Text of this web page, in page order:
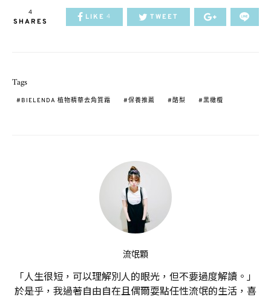
4
SHARES
LIKE 4 TWEET
Tags
BIELENDA 植物精華去角質霜 保養推薦 酪梨 黑橄欖
流氓顆
「人生很短，可以理解別人的眼光，但不要過度解讀。」
於是乎，我過著自由自在且偶爾耍點任性流氓的生活，喜